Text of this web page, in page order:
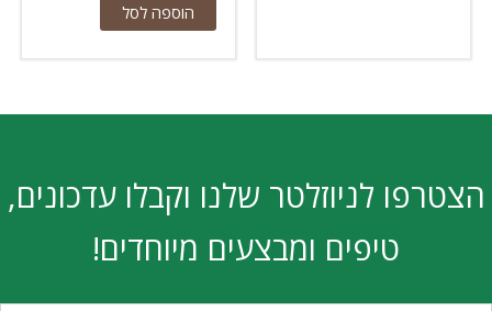
הוספה לסל
הצטרפו לניוזלטר שלנו וקבלו עדכונים,
טיפים ומבצעים מיוחדים!